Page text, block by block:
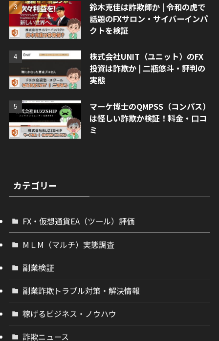
鈴木克佳は詐欺師か | 令和の虎で
話題のFXサロン・サイバーインパ
クトを検証
株式会社UNIT（ユニット）のFX
投資は詐欺か | 二瓶悠斗・評判の
実態
マーケ博士のQMPSS（コンパス）
は怪しい詐欺か検証！料金・口コ
ミ
カテゴリー
FX・仮想通貨EA（ツール）評価
МＬМ（マルチ）実態調査
副業検証
副業詐欺トラブル対策・解決情報
稼げるビジネス・ノウハウ
詐欺ニュース